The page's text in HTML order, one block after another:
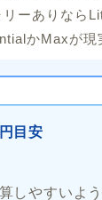
ーありなら
かMaxが現
目安
しやすいよう